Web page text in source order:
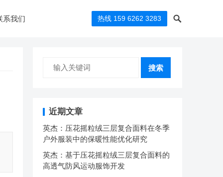
系我们 热线 159 6262 3283
搜索
近期文章
英杰：压花摇粒绒三层复合面料在冬季
户外服装中的保暖性能优化研究
英杰：基于压花摇粒绒三层复合面料的
高透气防风运动服饰开发